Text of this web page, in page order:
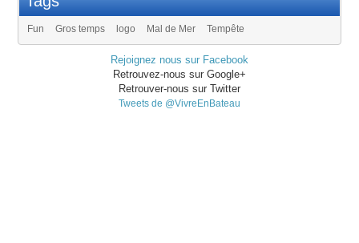
Fun Gros temps logo Mal de Mer Tempête
Rejoignez nous sur Facebook
Retrouvez-nous sur Google+
Retrouver-nous sur Twitter
Tweets de @VivreEnBateau